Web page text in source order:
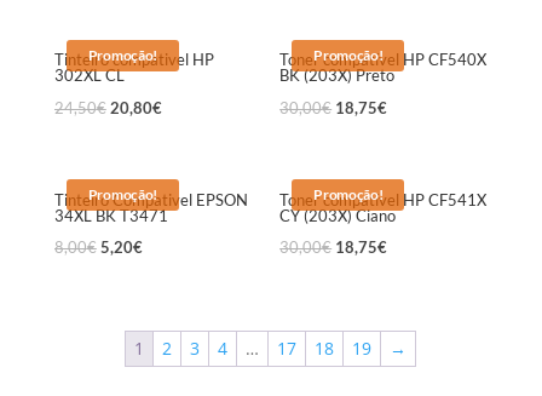
Promoção!
Tinteiro compativel HP
302XL CL
24,50€ 20,80€
Promoção!
Toner compatível HP CF540X
BK (203X) Preto
30,00€ 18,75€
Promoção!
Tinteiro Compativel EPSON
34XL BK T3471
8,00€ 5,20€
Promoção!
Toner compatível HP CF541X
CY (203X) Ciano
30,00€ 18,75€
1 2 3 4 … 17 18 19 →